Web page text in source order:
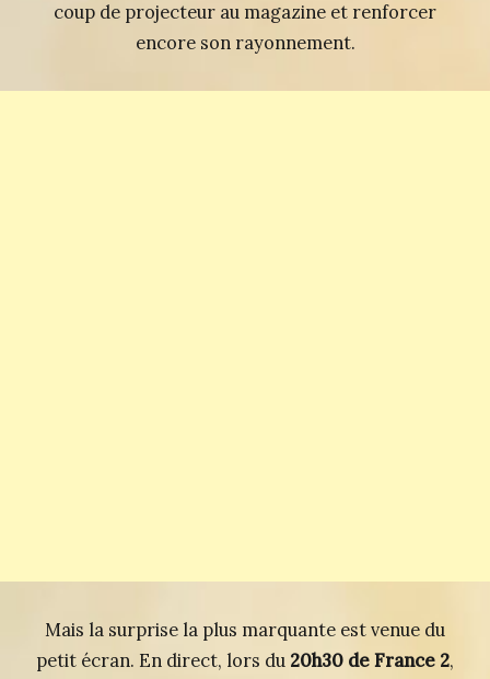
coup de projecteur au magazine et renforcer
encore son rayonnement.
Mais la surprise la plus marquante est venue du
petit écran. En direct, lors du 20h30 de France 2,